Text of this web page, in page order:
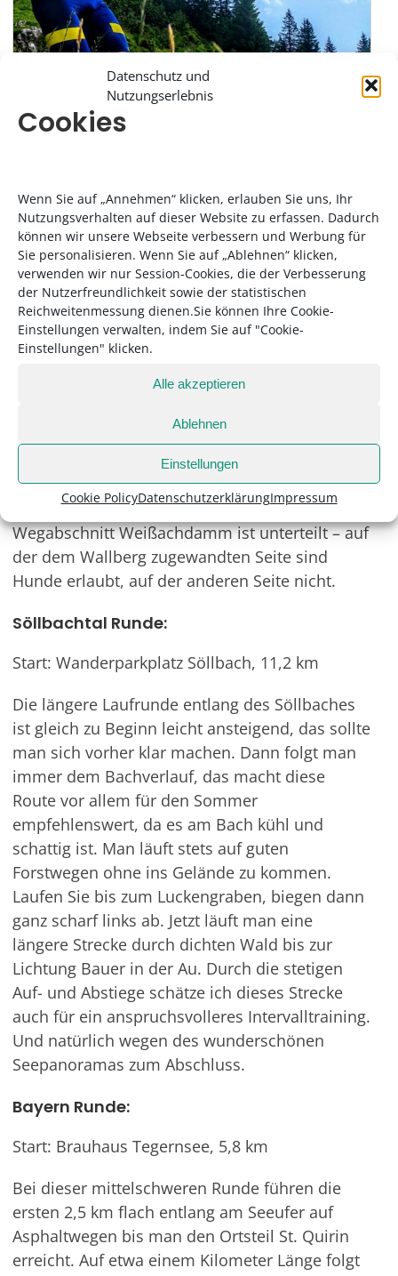
Datenschutz und
Nutzungserlebnis
Cookies
Wenn Sie auf „Annehmen“ klicken, erlauben Sie uns, Ihr
Nutzungsverhalten auf dieser Website zu erfassen. Dadurch
können wir unsere Webseite verbessern und Werbung für
Sie personalisieren. Wenn Sie auf „Ablehnen“ klicken,
verwenden wir nur Session-Cookies, die der Verbesserung
der Nutzerfreundlichkeit sowie der statistischen
Reichweitenmessung dienen.Sie können Ihre Cookie-
Einstellungen verwalten, indem Sie auf "Cookie-
Einstellungen" klicken.
Alle akzeptieren
Ablehnen
Einstellungen
Cookie PolicyDatenschutzerklärungImpressum
Rottacher Laufprofi Stefan Frank: „Ein Rennen ist es nur,
wenn man eine Startnummer hat.“
Foto: Rowi Frank
Seeseiten-Streckentipps
von Stefan Frank
Unterwallberg Runde:
Start: Naturkäserei Tegernseer Land, 4,0 km
Laufstrecke, auf-geteilt in Asphaltstraße und
schwierige Steigungen. Aber wer schon länger
läuft, kann sie auch ausbauen und längere
Strecken Richtung Kreuth laufen. Profitipp: Der
Wegabschnitt Weißachdamm ist unterteilt – auf
der dem Wallberg zugewandten Seite sind
Hunde erlaubt, auf der anderen Seite nicht.
Söllbachtal Runde:
Start: Wanderparkplatz Söllbach, 11,2 km
Die längere Laufrunde entlang des Söllbaches
ist gleich zu Beginn leicht ansteigend, das sollte
man sich vorher klar machen. Dann folgt man
immer dem Bachverlauf, das macht diese
Route vor allem für den Sommer
empfehlenswert, da es am Bach kühl und
schattig ist. Man läuft stets auf guten
Forstwegen ohne ins Gelände zu kommen.
Laufen Sie bis zum Luckengraben, biegen dann
ganz scharf links ab. Jetzt läuft man eine
längere Strecke durch dichten Wald bis zur
Lichtung Bauer in der Au. Durch die stetigen
Auf- und Abstiege schätze ich dieses Strecke
auch für ein anspruchsvolleres Intervalltraining.
Und natürlich wegen des wunderschönen
Seepanoramas zum Abschluss.
Bayern Runde:
Start: Brauhaus Tegernsee, 5,8 km
Bei dieser mittelschweren Runde führen die
ersten 2,5 km flach entlang am Seeufer auf
Asphaltwegen bis man den Ortsteil St. Quirin
erreicht. Auf etwa einem Kilometer Länge folgt